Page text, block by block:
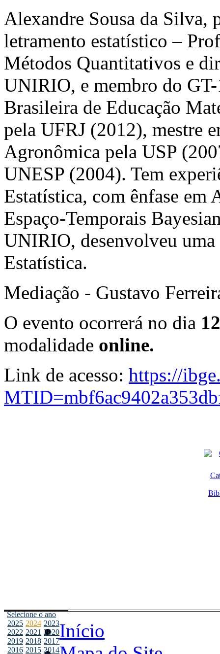
Alexandre Sousa da Silva,
letramento estatístico –
Métodos Quantitativos e
UNIRIO, e membro do
Brasileira de Educação
pela UFRJ (2012), mestre
Agronômica pela USP
UNESP (2004). Tem
Estatística, com ênfase em
Espaço-Temporais
UNIRIO, desenvolveu
Estatística.
Mediação - Gustavo
O evento ocorrerá no dia
modalidade online.
Link de acesso: https://
Selecione o ano
2025 2024 2023
2022 2021 2020
2019 2018 2017
2016 2015 2014
Início